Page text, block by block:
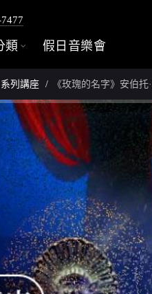
類 假日音樂會
列講座 《玫瑰的名字》安伯